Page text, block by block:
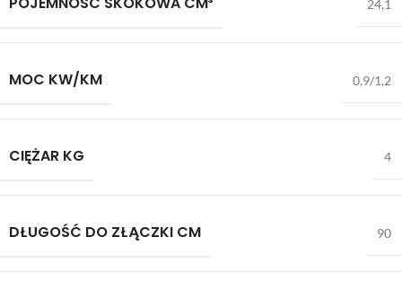
24,1
MOC KW/KM 0,9/1,2
CIĘŻAR KG 4
DŁUGOŚĆ DO ZŁĄCZKI CM 90